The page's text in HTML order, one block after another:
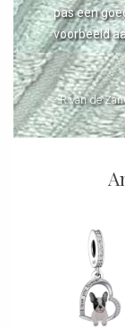
pas een
voorbeeld
- R van de